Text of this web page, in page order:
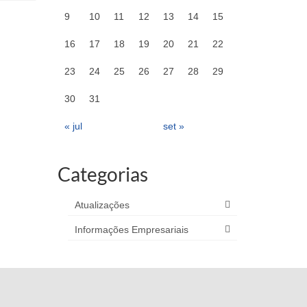
9 10 11 12 13 14 15
16 17 18 19 20 21 22
23 24 25 26 27 28 29
30 31
« jul set »
Categorias
Atualizações
Informações Empresariais